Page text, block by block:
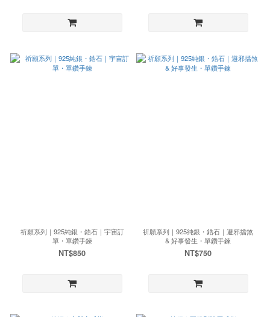
祈願系列｜925純銀・鋯石｜宇宙訂
單・單鑽手鍊
NT$850
祈願系列｜925純銀・鋯石｜避邪擋煞
& 好事發生・單鑽手鍊
NT$750